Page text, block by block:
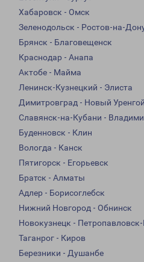
Хабаровск - Омск
Зеленодольск - Ростов-на-
Брянск - Благовещенск
Краснодар - Анапа
Актобе - Майма
Ленинск-Кузнецкий - Элиста
Димитровград - Новый Уренгой
Славянск-на-Кубани -
Буденновск - Клин
Вологда - Канск
Пятигорск - Егорьевск
Братск - Алматы
Адлер - Борисоглебск
Нижний Новгород - Обнинск
Новокузнецк -
Таганрог - Киров
Березники - Душанбе